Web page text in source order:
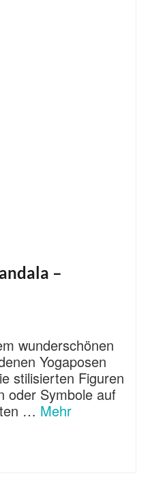
–
wunderschönen
Yogaposen
stilisierten Figuren
oder Symbole auf
… Mehr